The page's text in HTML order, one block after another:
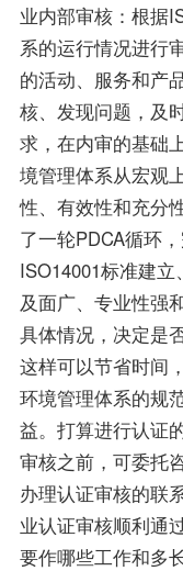
业内部审核：根据
系的运行情况进行
的活动、服务和产
核、发现问题，及
求，在内审的基础
境管理体系从宏观
性、有效性和充分
了一轮PDCA循环
ISO14001标准建
及面广、专业性强
具体情况，决定是
这样可以节省时间
环境管理体系的规
益。打算进行认证
审核之前，可委托
办理认证审核的联
业认证审核顺利通
要作哪些工作和多